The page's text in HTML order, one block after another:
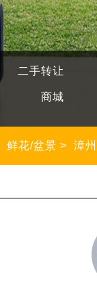
二手转让
商城
鲜花/盆景 > 漳